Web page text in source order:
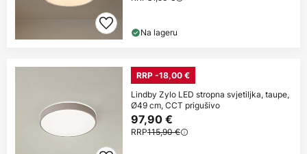
Na lageru
RRP -18,00 €
Lindby Zylo LED stropna svjetiljka, taupe,
Ø49 cm, CCT prigušivo
97,90 €
RRP115,90 €